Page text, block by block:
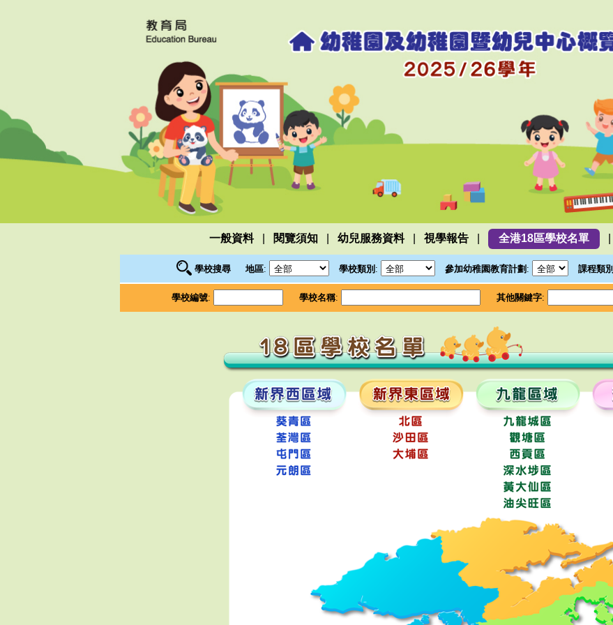
一般資料 閱覽須知 幼兒服務資料 視學報告 全港18區學校名單
學校搜尋 地區: 學校類別 : 參加幼稚園教育計劃 : 課程類別
學校編號: 學校名稱: 其他關鍵字: